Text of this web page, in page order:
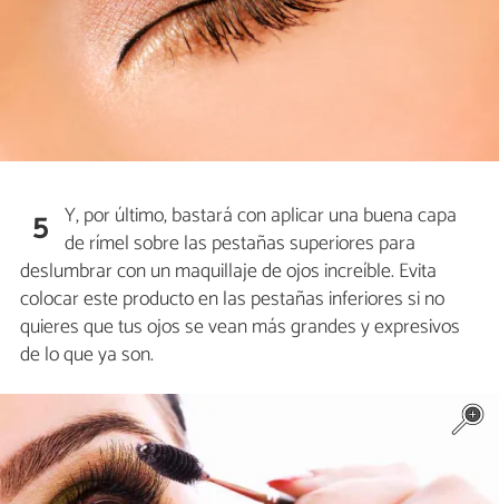
5 Y, por último, bastará con aplicar una buena capa
de rímel sobre las pestañas superiores para
deslumbrar con un maquillaje de ojos increíble. Evita
colocar este producto en las pestañas inferiores si no
quieres que tus ojos se vean más grandes y expresivos
de lo que ya son.